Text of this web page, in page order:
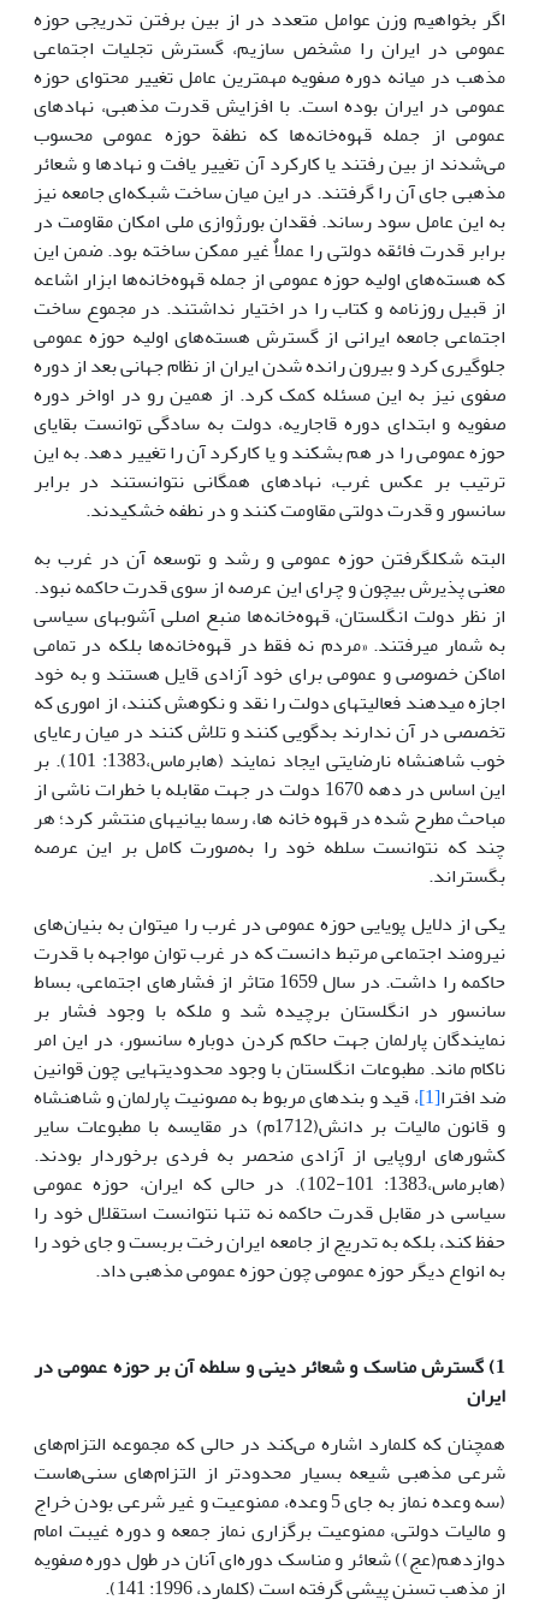
اگر بخواهیم وزن عوامل متعدد در از بین برفتن تدریجی حوزه
عمومی در ایران را مشخص سازیم، گسترش تجلیات اجتماعی
مذهب در میانه دوره صفویه مهمترین عامل تغییر محتوای حوزه
عمومی در ایران بوده است. با افزایش قدرت مذهبی، نهاد‌های
عمومی از جمله قهوه‌خانه‌ها که نطفة حوزه عمومی محسوب
می‌شدند از بین رفتند یا کارکرد آن تغییر یافت و نهاد‌ها و شعائر
مذهبی جای آن را گرفتند. در این میان ساخت شبکه‌ای جامعه نیز
به این عامل سود رساند. فقدان بورژوازی ملی امکان مقاومت در
برابر قدرت فائقه دولتی را عملاٌ غیر ممکن ساخته بود. ضمن این
که هسته‌های اولیه حوزه عمومی از جمله قهوه‌خانه‌ها ابزار اشاعه
از قبیل روزنامه و کتاب را در اختیار نداشتند. در مجموع ساخت
اجتماعی جامعه ایرانی از گسترش هسته‌های اولیه حوزه عمومی
جلوگیری کرد و بیرون رانده شدن ایران از نظام جهانی بعد از دوره
صفوی نیز به این مسئله کمک کرد. از همین رو در اواخر دوره
صفویه و ابتدای دوره قاجاریه، دولت به سادگی توانست بقایای
حوزه عمومی را در هم بشکند و یا کارکرد آن را تغییر دهد. به این
ترتیب بر عکس غرب، نهادهای همگانی نتوانستند در برابر
سانسور و قدرت دولتی مقاومت کنند و در نطفه خشکیدند.
البته شکل­گرفتن حوزه عمومی و رشد و توسعه آن در غرب به
معنی پذیرش بی­چون و چرای این عرصه از سوی قدرت حاکمه نبود.
از نظر دولت انگلستان، قهوه‌خانه‌ها منبع اصلی آشوب­های سیاسی
به شمار می­رفتند. «مردم نه فقط در قهوه‌خانه‌ها بلکه در تمامی
اماکن خصوصی و عمومی برای خود آزادی قایل هستند و به خود
اجازه می­دهند فعالیت­های دولت را نقد و نکوهش کنند، از اموری که
تخصصی در آن ندارند بدگویی کنند و تلاش کنند در میان رعایای
خوب شاهنشاه نارضایتی ایجاد نمایند (هابرماس،1383: 101). بر
این اساس در دهه 1670 دولت در جهت مقابله با خطرات ناشی از
مباحث مطرح شده در قهوه خانه ها، رسما بیانیه­ای منتشر کرد؛ هر
چند که نتوانست سلطه خود را به‌صورت کامل بر این عرصه
بگستراند.
یکی از دلایل پویایی حوزه عمومی در غرب را می­توان به بنیان‌های
نیرومند اجتماعی مرتبط دانست که در غرب توان مواجهه با قدرت
حاکمه را داشت. در سال 1659 متاثر از فشارهای اجتماعی، بساط
سانسور در انگلستان برچیده شد و ملکه با وجود فشار بر
نمایندگان پارلمان جهت حاکم کردن دوباره سانسور، در این امر
ناکام ماند. مطبوعات انگلستان با وجود محدودیت­هایی چون قوانین
ضد افترا[1] ، قید و بندهای مربوط به مصونیت پارلمان و شاهنشاه
و قانون مالیات بر دانش(1712م) در مقایسه با مطبوعات سایر
کشورهای اروپایی از آزادی منحصر به ­فردی برخوردار بودند.
(هابرماس،1383: 101-102). در حالی که ایران، حوزه عمومی
سیاسی در مقابل قدرت حاکمه نه تنها نتوانست استقلال خود را
حفظ کند، بلکه به تدریج از جامعه ایران رخت بربست و جای خود را
به انواع دیگر حوزه عمومی چون حوزه عمومی مذهبی داد.
1) گسترش مناسک و شعائر دینی و سلطه آن بر حوزه عمومی در
ایران
همچنان که کلمارد اشاره می‌کند در حالی که مجموعه التزام‌های
شرعی مذهبی شیعه بسیار محدودتر از التزام‌های سنی‌هاست
(سه وعده نماز به جای 5 وعده، ممنوعیت و غیر شرعی بودن خراج
و مالیات دولتی، ممنوعیت برگزاری نماز جمعه و دوره غیبت امام
دوازدهم(عج)) شعائر و مناسک دوره‌ای آنان در طول دوره صفویه
از مذهب تسنن پیشی گرفته است (کلمارد، 1996: 141).